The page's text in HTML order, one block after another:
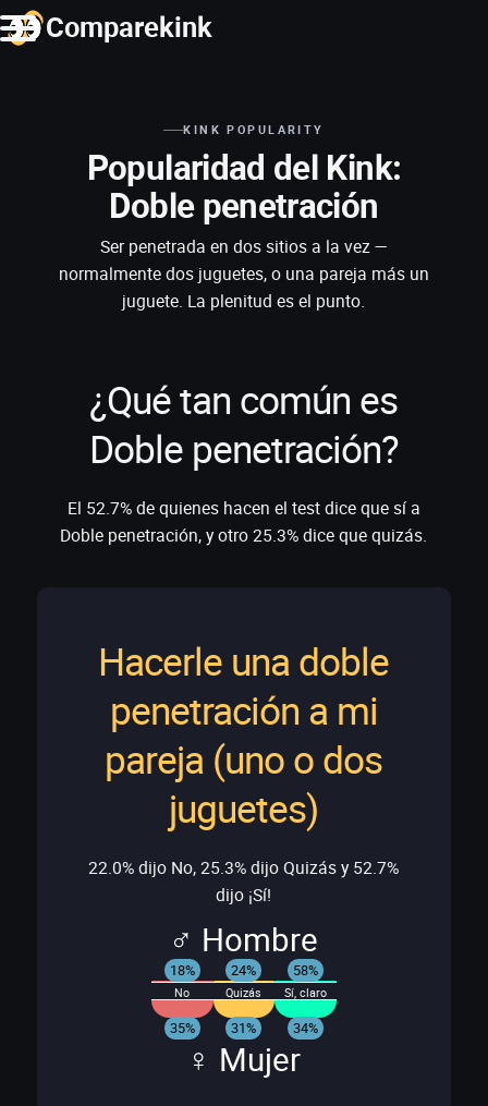
Comparekink
KINK POPULARITY
Popularidad del Kink:
Doble penetración
Ser penetrada en dos sitios a la vez —
normalmente dos juguetes, o una pareja más un
juguete. La plenitud es el punto.
¿Qué tan común es
Doble penetración?
El 52.7% de quienes hacen el test dice que sí a
Doble penetración, y otro 25.3% dice que quizás.
Hacerle una doble
penetración a mi
pareja (uno o dos
juguetes)
22.0% dijo No, 25.3% dijo Quizás y 52.7%
dijo ¡Sí!
♂ Hombre
No
18%
Quizás
24%
Sí, claro
58%
35% 31% 34%
♀ Mujer